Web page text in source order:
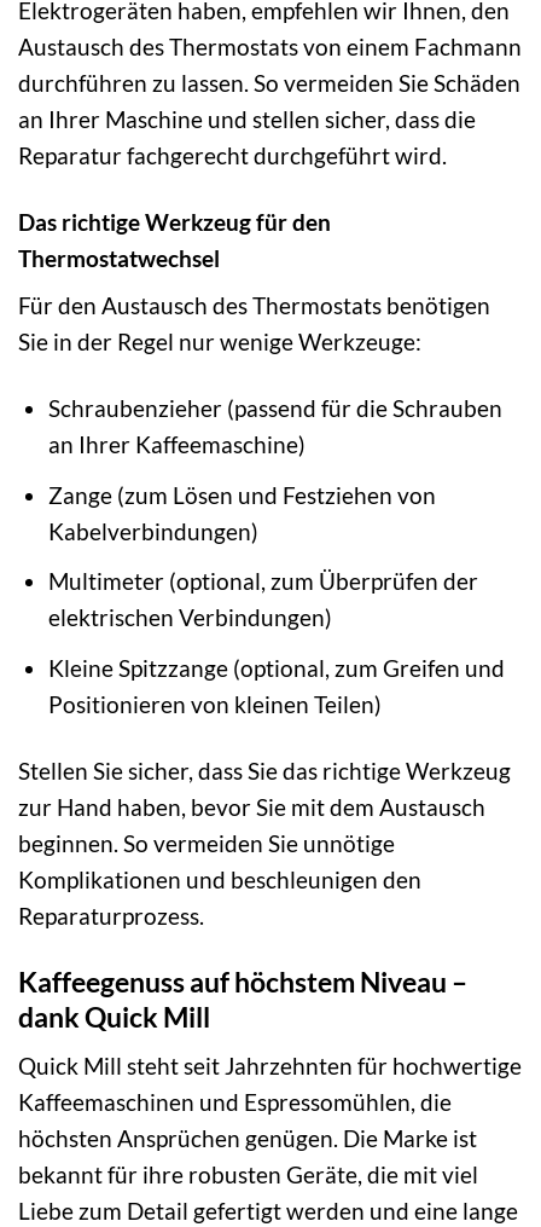
Elektrogeräten haben, empfehlen wir Ihnen, den
Austausch des Thermostats von einem Fachmann
durchführen zu lassen. So vermeiden Sie Schäden
an Ihrer Maschine und stellen sicher, dass die
Reparatur fachgerecht durchgeführt wird.
Das richtige Werkzeug für den
Thermostatwechsel
Für den Austausch des Thermostats benötigen
Sie in der Regel nur wenige Werkzeuge:
Schraubenzieher (passend für die Schrauben
an Ihrer Kaffeemaschine)
Zange (zum Lösen und Festziehen von
Kabelverbindungen)
Multimeter (optional, zum Überprüfen der
elektrischen Verbindungen)
Kleine Spitzzange (optional, zum Greifen und
Positionieren von kleinen Teilen)
Stellen Sie sicher, dass Sie das richtige Werkzeug
zur Hand haben, bevor Sie mit dem Austausch
beginnen. So vermeiden Sie unnötige
Komplikationen und beschleunigen den
Reparaturprozess.
Kaffeegenuss auf höchstem Niveau –
dank Quick Mill
Quick Mill steht seit Jahrzehnten für hochwertige
Kaffeemaschinen und Espressomühlen, die
höchsten Ansprüchen genügen. Die Marke ist
bekannt für ihre robusten Geräte, die mit viel
Liebe zum Detail gefertigt werden und eine lange